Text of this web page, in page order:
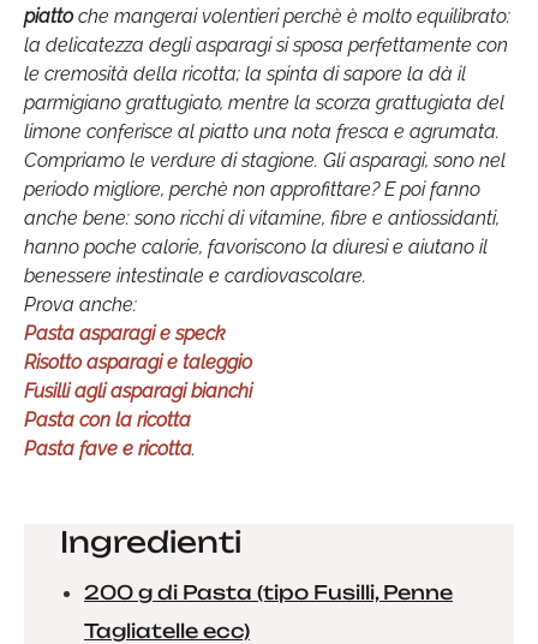
piattoche mangerai volentieri perchè è molto equilibrato:
la delicatezza degli asparagi si sposa perfettamente con
le cremosità della ricotta; la spinta di sapore la dà il
parmigiano grattugiato, mentre la scorza grattugiata del
limone conferisce al piatto una nota fresca e agrumata.
Compriamo le verdure di stagione. Gli asparagi, sono nel
periodo migliore, perchè non approfittare? E poi fanno
anche bene: sono ricchi di vitamine, fibre e antiossidanti,
hanno poche calorie, favoriscono la diuresi e aiutano il
benessere intestinale e cardiovascolare.
Prova anche:
Pasta asparagi e speck
Risotto asparagi e taleggio
Fusilli agli asparagi bianchi
Pasta con la ricotta
Pasta fave e ricotta.
Ingredienti
200 g di Pasta (tipo Fusilli, Penne
Tagliatelle ecc)